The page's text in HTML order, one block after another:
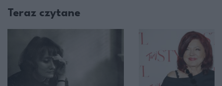
Teraz czytane